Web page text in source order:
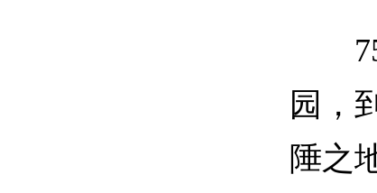
75
园，
陲之